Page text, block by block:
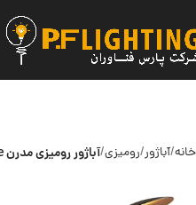
خانه آباژور رومیزی آباژور رومیزی مدرن Vice